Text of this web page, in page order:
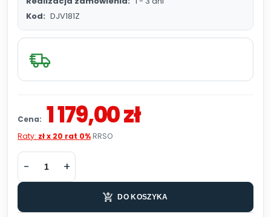
Kod: DJV181Z
Cena: 1 179,00 zł
Raty: zł x 20 rat 0% RRSO
DO KOSZYKA